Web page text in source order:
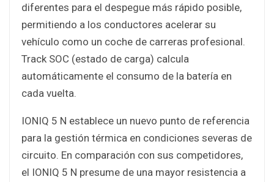
diferentes para el despegue más rápido posible,
permitiendo a los conductores acelerar su
vehículo como un coche de carreras profesional.
Track SOC (estado de carga) calcula
automáticamente el consumo de la batería en
cada vuelta.
IONIQ 5 N establece un nuevo punto de referencia
para la gestión térmica en condiciones severas de
circuito. En comparación con sus competidores,
el IONIQ 5 N presume de una mayor resistencia a